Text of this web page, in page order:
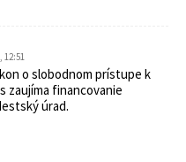
12:51
o slobodnom prístupe k
zaujíma financovanie
úrad.